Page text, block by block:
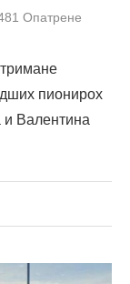
Опатрене
пионирох
и Валентина